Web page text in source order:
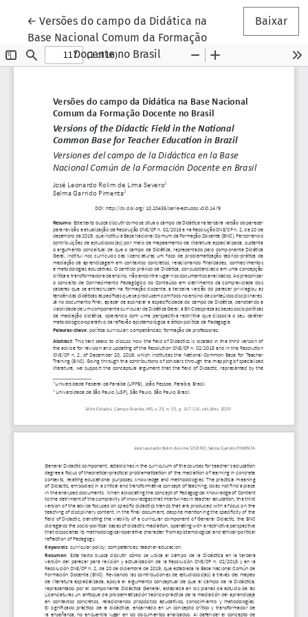
←Voltar aos Detalhes do Artigo
Versões do campo da Didática na
Base Nacional Comum da Formação
Docente no Brasil
Baixar